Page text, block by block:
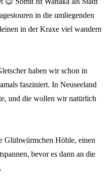
in die umliegenden
in der Kraxe viel wandern
haben wir schon in
fasziniert. In Neuseeland
und die wollen wir natürlich
Glühwürmchen Höhle, einen
bevor es dann an die